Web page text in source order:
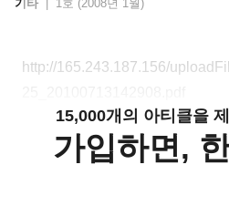
기타 1호 (2008년 1월)
http://165.243.187.156/
15,000개의 아티클을
가입하면,